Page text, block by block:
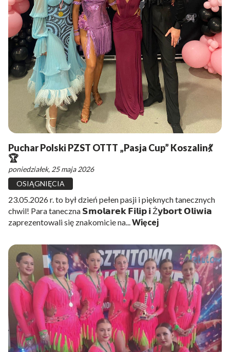
Puchar Polski PZST OTTT „Pasja Cup” Koszalin💃
🏆
poniedziałek, 25 maja 2026
OSIĄGNIĘCIA
23.05.2026 r. to był dzień pełen pasji i pięknych tanecznych
chwil! Para taneczna 𝗦𝗺𝗼𝗹𝗮𝗿𝗲𝗸 𝗙𝗶𝗹𝗶𝗽 𝗶 Ż𝘆𝗯𝗼𝗿𝘁 𝗢𝗹𝗶𝘄𝗶𝗮
zaprezentowali się znakomicie na...Więcej